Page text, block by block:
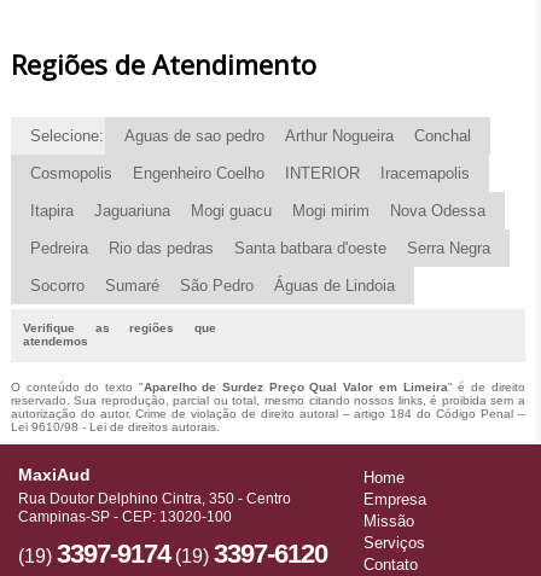
Regiões de Atendimento
Selecione: Aguas de sao pedro Arthur Nogueira Conchal
Cosmopolis Engenheiro Coelho INTERIOR Iracemapolis
Itapira Jaguariuna Mogi guacu Mogi mirim Nova Odessa
Pedreira Rio das pedras Santa batbara d'oeste Serra Negra
Socorro Sumaré São Pedro Águas de Lindoia
Verifique as regiões que
atendemos
O conteúdo do texto "Aparelho de Surdez Preço Qual Valor em Limeira" é de direito
reservado. Sua reprodução, parcial ou total, mesmo citando nossos links, é proibida sem a
autorização do autor. Crime de violação de direito autoral – artigo 184 do Código Penal –
Lei 9610/98 - Lei de direitos autorais.
MaxiAud
Rua Doutor Delphino Cintra, 350 - Centro
Campinas-SP - CEP: 13020-100
(19) 3397-9174(19) 3397-6120
Home
Empresa
Missão
Serviços
Contato